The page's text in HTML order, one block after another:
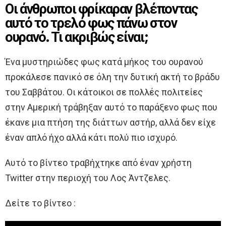
Οι άνθρωποι φρίκαραν βλέποντας
αυτό το τρελό φως πάνω στον
ουρανό. Τι ακριβώς είναι;
Ένα μυστηριώδες φως κατά μήκος του ουρανού
προκάλεσε πανικό σε όλη την δυτική ακτή το βράδυ
του Σαββάτου. Οι κάτοικοι σε πολλές πολιτείες
στην Αμερική τράβηξαν αυτό το παράξενο φως που
έκανε μια πτήση της διάττων αστήρ, αλλά δεν είχε
έναν απλό ήχο αλλά κάτι πολύ πιο ισχυρό.
Αυτό το βίντεο τραβήχτηκε από έναν χρήστη
Twitter στην περιοχή του Λος Άντζελες.
Δείτε το βίντεο :